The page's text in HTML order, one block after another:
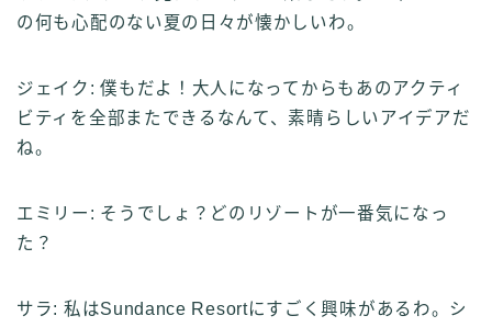
の何も心配のない夏の日々が懐かしいわ。
ジェイク: 僕もだよ！大人になってからもあのアクティ
ビティを全部またできるなんて、素晴らしいアイデアだ
ね。
エミリー: そうでしょ？どのリゾートが一番気になっ
た？
サラ: 私はSundance Resortにすごく興味があるわ。シ